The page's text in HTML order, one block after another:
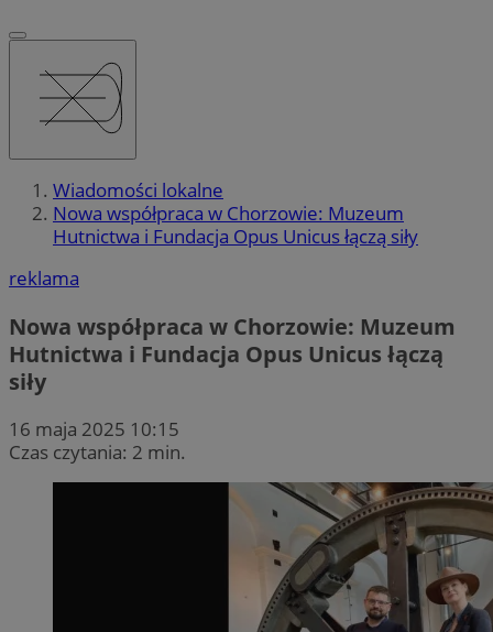
Wiadomości lokalne
Nowa współpraca w Chorzowie: Muzeum
Hutnictwa i Fundacja Opus Unicus łączą siły
reklama
Nowa współpraca w Chorzowie: Muzeum
Hutnictwa i Fundacja Opus Unicus łączą
siły
16 maja 2025 10:15
Czas czytania: 2 min.